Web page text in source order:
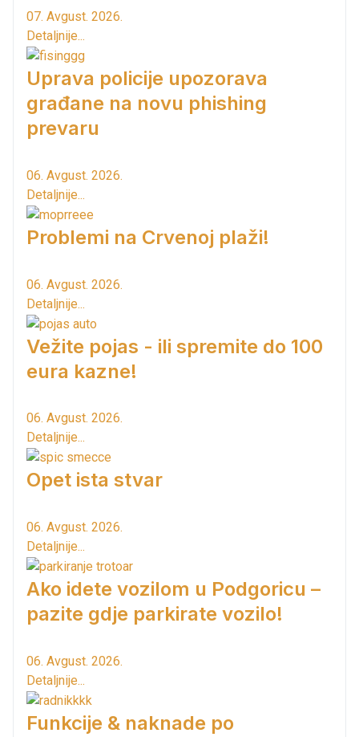
07. Avgust. 2026.
Detaljnije...
Uprava policije upozorava
građane na novu phishing
prevaru
06. Avgust. 2026.
Detaljnije...
Problemi na Crvenoj plaži!
06. Avgust. 2026.
Detaljnije...
Vežite pojas - ili spremite do 100
eura kazne!
06. Avgust. 2026.
Detaljnije...
Opet ista stvar
06. Avgust. 2026.
Detaljnije...
Ako idete vozilom u Podgoricu –
pazite gdje parkirate vozilo!
06. Avgust. 2026.
Detaljnije...
Funkcije & naknade po